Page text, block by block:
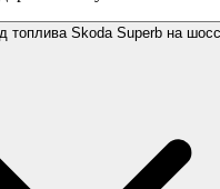
топлива Skoda Superb на